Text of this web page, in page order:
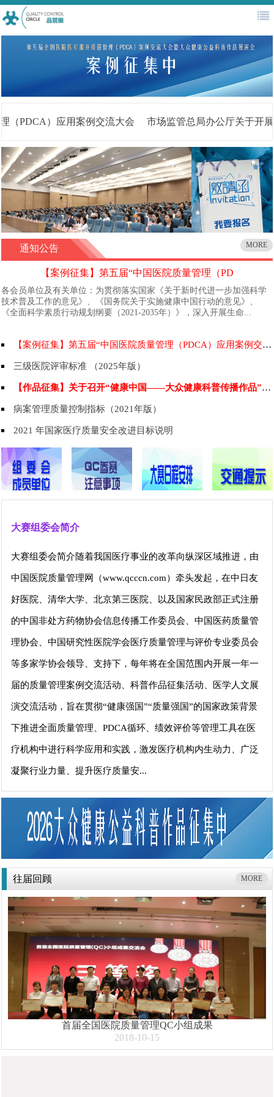
首页 QC大赛 新闻公告 协会简介
评审专家库 培训认证 往届回顾
（PDCA）应用案例交流大会 市场监管总局办公厅关于开
通知公告 MORE
【案例征集】第五届“中国医院质量管理（PD
各会员单位及有关单位：为贯彻落实国家《关于新时代进一步加强科学
技术普及工作的意见》、《国务院关于实施健康中国行动的意见》、
《全面科学素质行动规划纲要（2021-2035年）》，深入开展生命...
【案例征集】第五届“中国医院质量管理（PDCA）应用案例交流大会 ”
三级医院评审标准 （2025年版）
【作品征集】关于召开“健康中国——大众健康科普传播作品”征集的第一轮的通知
病案管理质量控制指标（2021年版）
2021 年国家医疗质量安全改进目标说明
大赛组委会简介
大赛组委会简介随着我国医疗事业的改革向纵深区域推进，由
中国医院质量管理网（www.qcccn.com）牵头发起，在中日友
好医院、清华大学、北京第三医院、以及国家民政部正式注册
的中国非处方药物协会信息传播工作委员会、中国医药质量管
理协会、中国研究性医院学会医疗质量管理与评价专业委员会
等多家学协会领导、支持下，每年将在全国范围内开展一年一
届的质量管理案例交流活动、科普作品征集活动、医学人文展
演交流活动，旨在贯彻“健康强国”“质量强国”的国家政策背景
下推进全面质量管理、PDCA循环、绩效评价等管理工具在医
疗机构中进行科学应用和实践，激发医疗机构内生动力、广泛
凝聚行业力量、提升医疗质量安...
往届回顾 MORE
首届全国医院质量管理QC小组成果
2018-10-15